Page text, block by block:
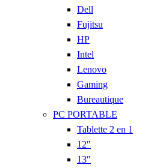
Dell
Fujitsu
HP
Intel
Lenovo
Gaming
Bureautique
PC PORTABLE
Tablette 2 en 1
12″
13″